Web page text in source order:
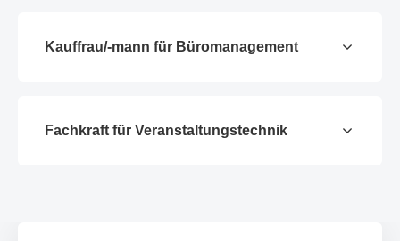
Kauffrau/-mann für Büromanagement
Fachkraft für Veranstaltungstechnik